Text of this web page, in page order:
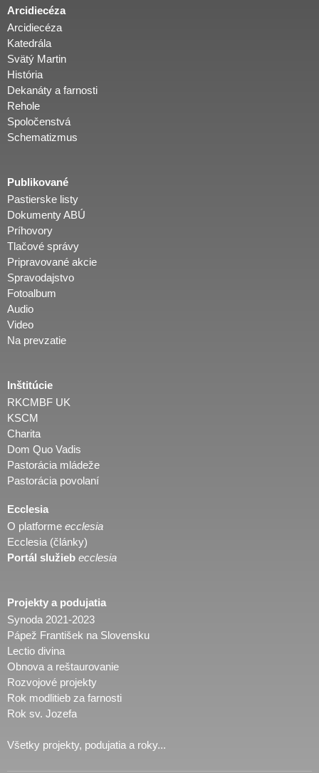
Arcidiecéza
Arcidiecéza
Katedrála
Svätý Martin
História
Dekanáty a farnosti
Rehole
Spoločenstvá
Schematizmus
Publikované
Pastierske listy
Dokumenty ABÚ
Príhovory
Tlačové správy
Pripravované akcie
Spravodajstvo
Fotoalbum
Audio
Video
Na prevzatie
Inštitúcie
RKCMBF UK
KSCM
Charita
Dom Quo Vadis
Pastorácia mládeže
Pastorácia povolaní
Ecclesia
O platforme ecclesia
Ecclesia (články)
Portál služieb ecclesia
Projekty a podujatia
Synoda 2021-2023
Pápež František na Slovensku
Lectio divina
Obnova a reštaurovanie
Rozvojové projekty
Rok modlitieb za farnosti
Rok sv. Jozefa
Všetky projekty, podujatia a roky...